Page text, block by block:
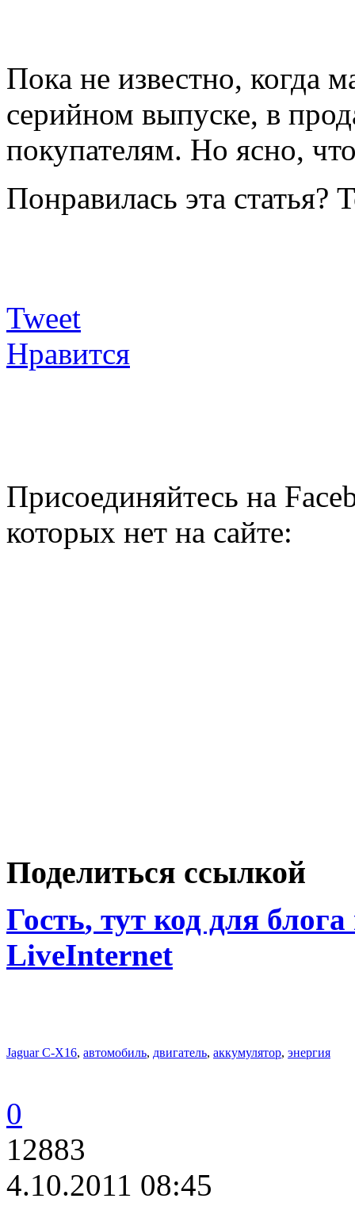
Пока не известно, когда
серийном выпуске, в
покупателям. Но ясно,
Понравилась эта статья?
Tweet
Нравится
Присоединяйтесь на
которых нет на сайте:
Поделиться ссылкой
Гость, тут код для
LiveInternet
Jaguar C-X16, автомобиль, двигатель, аккумулятор, энергия
0
12883
4.10.2011 08:45